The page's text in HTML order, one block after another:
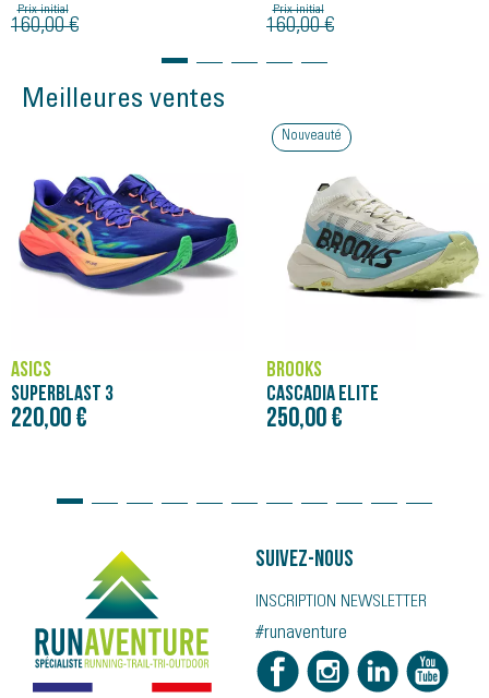
Prix initial
160,00 €
Prix initial
160,00 €
Meilleures ventes
ASICS
SUPERBLAST 3
220,00 €
Nouveauté
BROOKS
CASCADIA ELITE
250,00 €
Suivez-nous
INSCRIPTION NEWSLETTER
#runaventure